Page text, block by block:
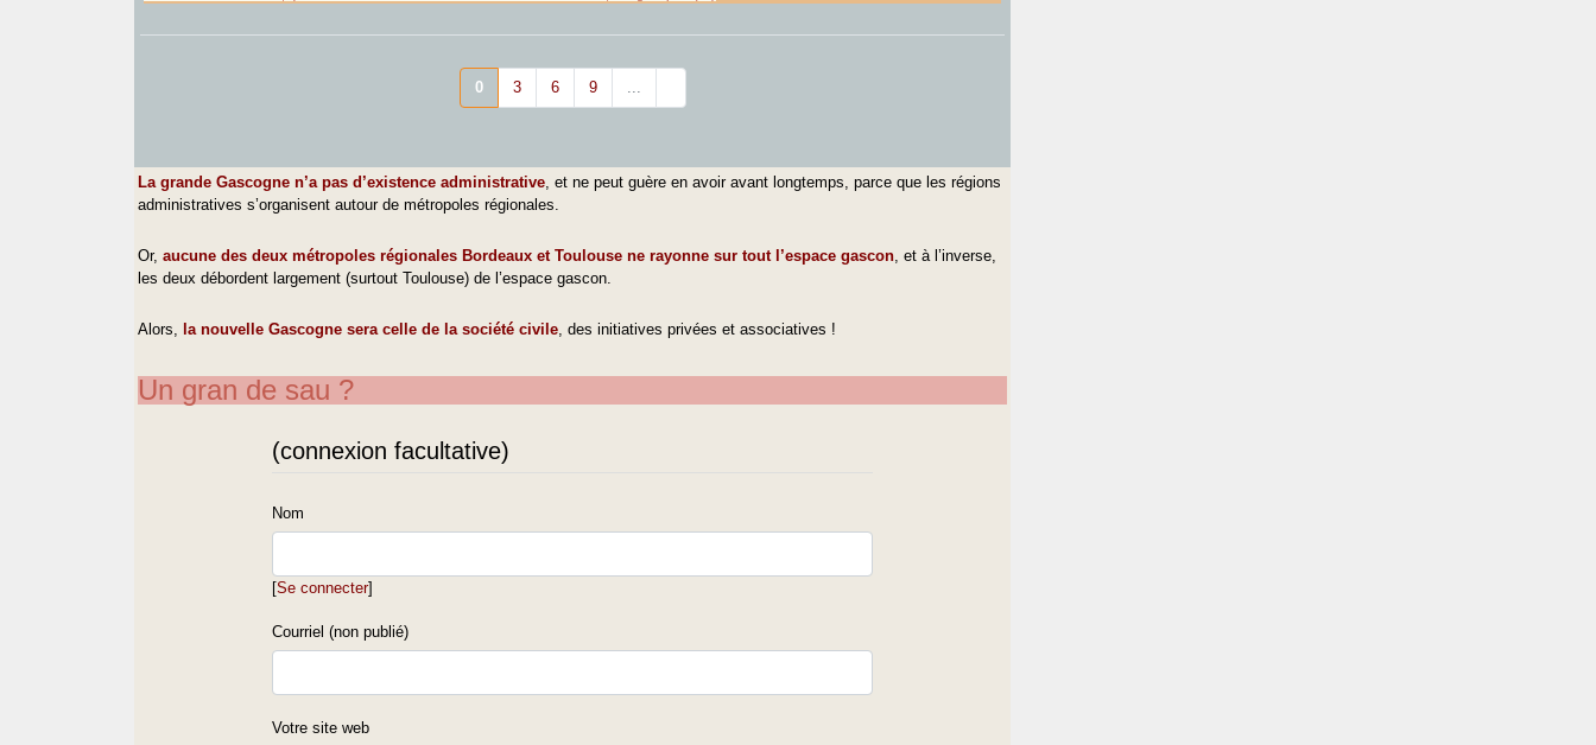
0 3 6 9 ...
La grande Gascogne n’a pas d’existence administrative, et ne peut guère en avoir avant longtemps, parce que les régions
administratives s’organisent autour de métropoles régionales.
Or,aucune des deux métropoles régionales Bordeaux et Toulouse ne rayonne sur tout l’espace gascon, et à l’inverse,
les deux débordent largement (surtout Toulouse) de l’espace gascon.
Alors, la nouvelle Gascogne sera celle de la société civile, des initiatives privées et associatives !
Un gran de sau ?
(connexion facultative)
Nom
[Se connecter]
Courriel (non publié)
Votre site web